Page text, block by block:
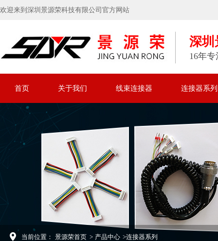
欢迎来到深圳景源荣科技有限公司官方网站
深圳
16年
首页 关于我们 线束连接器 连接器系列
当前位置： 景源荣首页 > 产品中心 >连接器系列